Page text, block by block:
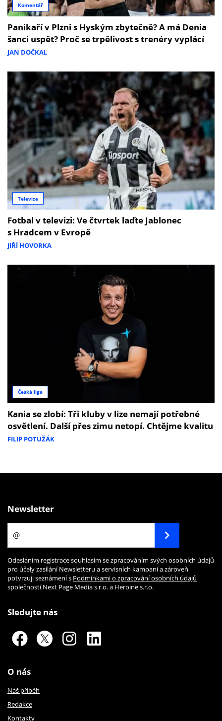
Komentář
Panikaří v Plzni s Hyským zbytečně? A má Denia
šanci uspět? Proč se trpělivost s trenéry vyplácí
JAN DOČKAL
Televize
Fotbal v televizi: Ve čtvrtek laďte Jablonec
s Hradcem v Evropě
JIŘÍ HOVORKA
Česká liga
Kania se zlobí: Tři kluby v lize nemají potřebné
osvětlení. Další přes zimu netopí. Chtějme kvalitu
FILIP POTUŽÁK
Newsletter
Odesláním registrace souhlasím se zpracováním svých osobních údajů
pro účely zasílání Newsletteru a servisních kampaní a zároveň
potvrzuji seznámení s Podmínkami o zpracování osobních údajů
společností Next Page Media s.r.o. a Heroine s.r.o.
Sledujte nás
O nás
Náš příběh
Redakce
Kontakty